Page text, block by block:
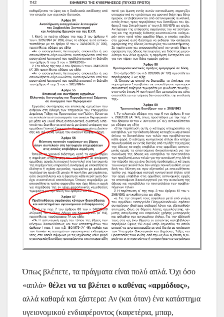
Όπως βλέπετε, τα πράγματα είναι πολύ απλά. Όχι όσο
«απλά» θέλει να τα βλέπει ο καθένας «αρμόδιος»,
αλλά καθαρά και ξάστερα: Αν (και όταν) ένα κατάστημα
υγειονομικού ενδιαφέροντος (καφετέρια, μπαρ,